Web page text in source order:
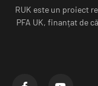
RUK este un proiect
PFA UK, finanțat de